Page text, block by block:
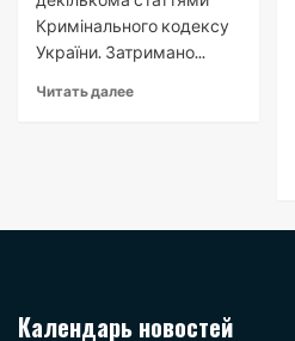
Кримінального кодексу
України. Затримано...
Читать далее
Календарь новостей